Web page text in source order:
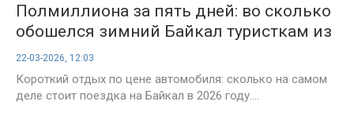
Полмиллиона за пять дней: во сколько
обошелся зимний Байкал туристкам из
Петербурга
22-03-2026, 12:03
Короткий отдых по цене автомобиля: сколько на самом
деле стоит поездка на Байкал в 2026 году....